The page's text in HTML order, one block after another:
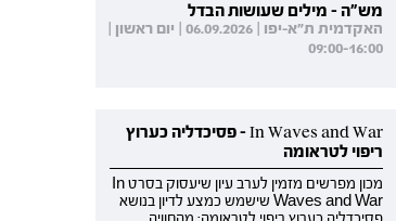
מש"ה - מילים שעושות הבדל
האקדמית ת"א-יפו | 06.09.2026 | יום ראשון |
09:00-16:00
In Waves and War - פסיכדליה כערוץ
ריפוי לטראומה
מכון מפרשים מזמין לערב עיון שיעסוק בסרט In
Waves and War שישמש כמצע לדיון בנושא